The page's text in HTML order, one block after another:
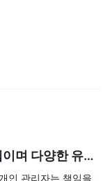
를 위한 외환, 다목
속, 그리고 역동적
됩니다. 이 포괄적인
지 다른 계정 유형
서 제공하는 1:500이
며 다양한 유인
을 떠넘기다
인 관리자는 책임을